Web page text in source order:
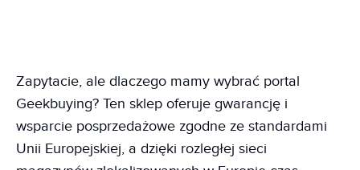
Zapytacie, ale dlaczego mamy wybrać portal
Geekbuying? Ten sklep oferuje gwarancję i
wsparcie posprzedażowe zgodne ze standardami
Unii Europejskiej, a dzięki rozległej sieci